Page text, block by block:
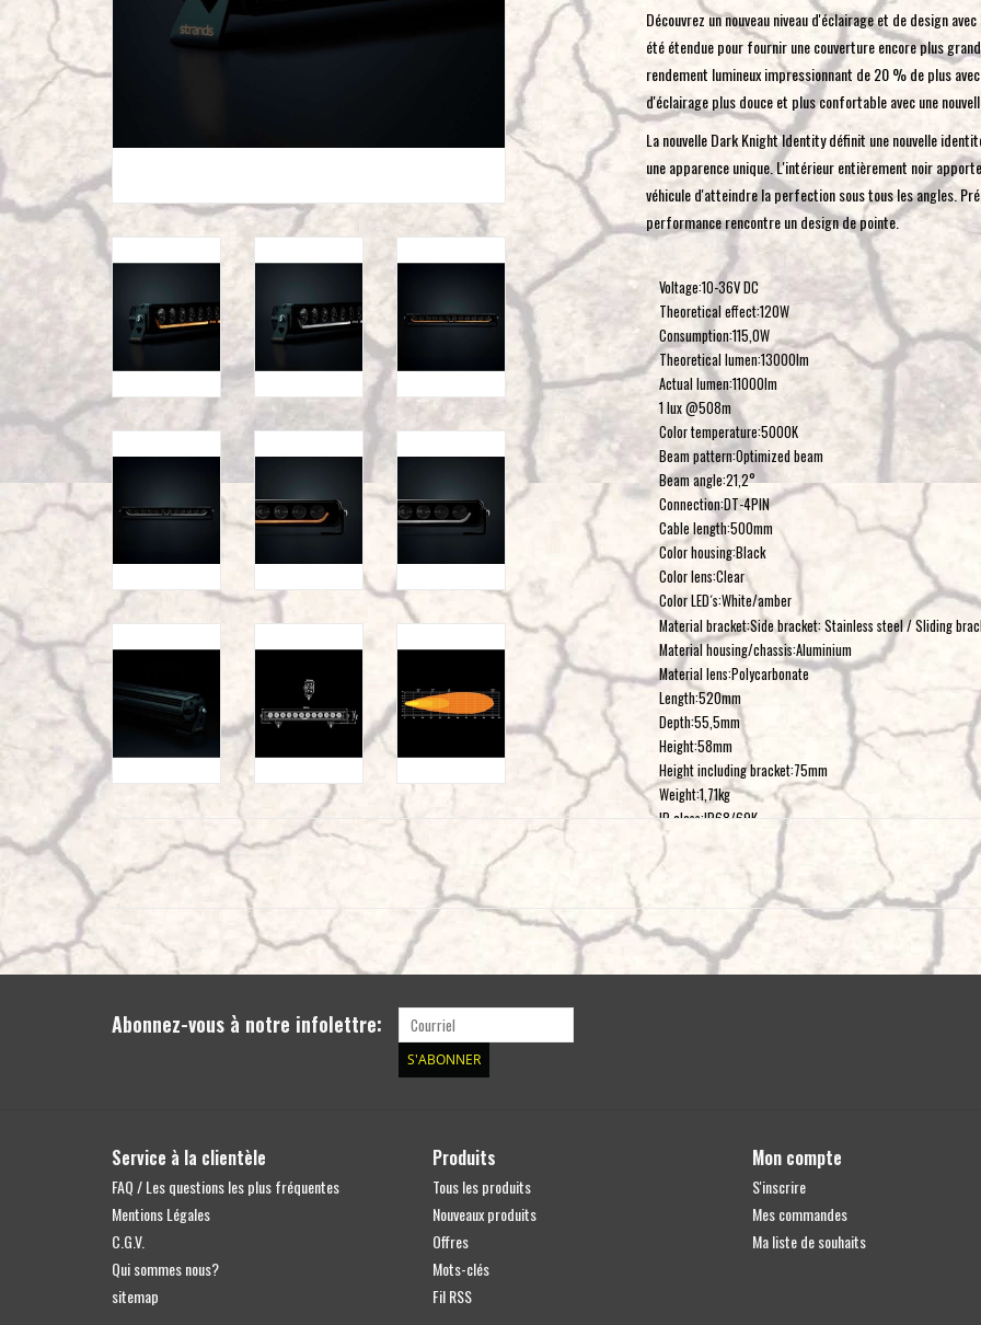
Découvrez un nouveau niveau d'éclairage et de design
été étendue pour fournir une couverture encore plus
rendement lumineux impressionnant de 20 % de plus
d'éclairage plus douce et plus confortable avec une
La nouvelle Dark Knight Identity définit une nouvelle
une apparence unique. L'intérieur entièrement noir
véhicule d'atteindre la perfection sous tous les angles.
performance rencontre un design de pointe.
Voltage:10-36V DC
Theoretical effect:120W
Consumption:115,0W
Theoretical lumen:13000lm
Actual lumen:11000lm
1 lux @508m
Color temperature:5000K
Beam pattern:Optimized beam
Beam angle:21,2°
Connection:DT-4PIN
Cable length:500mm
Color housing:Black
Color lens:Clear
Color LED´s:White/amber
Material bracket:Side bracket: Stainless steel / Sliding
Material housing/chassis:Aluminium
Material lens:Polycarbonate
Length:520mm
Depth:55,5mm
Height:58mm
Height including bracket:75mm
Weight:1,71kg
IP-class:IP68/69K
Operating temperature:
E-approved:
According to regulation:
ECE R7, R112
Reference number:50
EMCECE R10
Black cable: - (Negative)
Abonnez-vous à notre infolettre:
S'ABONNER
Service à la clientèle
FAQ / Les questions les plus fréquentes
Mentions Légales
C.G.V.
Qui sommes nous?
sitemap
Produits
Tous les produits
Nouveaux produits
Offres
Mots-clés
Fil RSS
Mon compte
S'inscrire
Mes commandes
Ma liste de souhaits